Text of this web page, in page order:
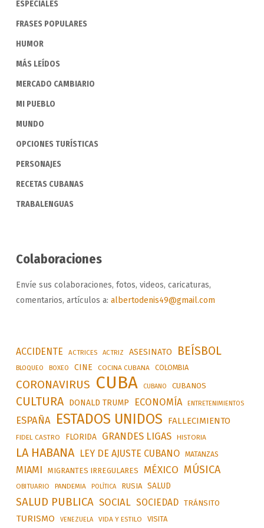
ESPECIALES
FRASES POPULARES
HUMOR
MÁS LEÍDOS
MERCADO CAMBIARIO
MI PUEBLO
MUNDO
OPCIONES TURÍSTICAS
PERSONAJES
RECETAS CUBANAS
TRABALENGUAS
Colaboraciones
Envíe sus colaboraciones, fotos, videos, caricaturas,
comentarios, artículos a: albertodenis49@gmail.com
ACCIDENTE ACTRICES ACTRIZ ASESINATO BEÍSBOL
BLOQUEO BOXEO CINE COCINA CUBANA COLOMBIA
CORONAVIRUS CUBA CUBANO CUBANOS
CULTURA DONALD TRUMP ECONOMÍA ENTRETENIMIENTOS
ESPAÑA ESTADOS UNIDOS FALLECIMIENTO
FIDEL CASTRO FLORIDA GRANDES LIGAS HISTORIA
LA HABANA LEY DE AJUSTE CUBANO MATANZAS
MIAMI MIGRANTES IRREGULARES MÉXICO MÚSICA
OBITUARIO PANDEMIA POLÍTICA RUSIA SALUD
SALUD PUBLICA SOCIAL SOCIEDAD TRÁNSITO
TURISMO VENEZUELA VIDA Y ESTILO VISITA